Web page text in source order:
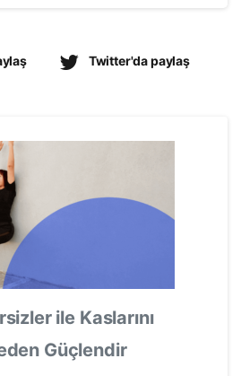
Twitter'da paylaş
ile Kaslarını
Güçlendir